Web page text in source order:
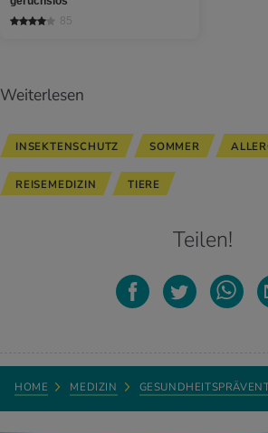
85
Weiterlesen
INSEKTENSCHUTZ SOMMER
REISEMEDIZIN TIERE
Teilen!
HOME MEDIZIN